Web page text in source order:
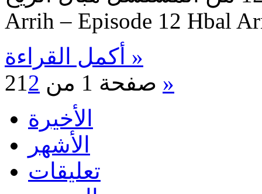
Arrih – Episode 12 Hbal
أكمل القراءة »
صفحة 1 من 2
12
»
الأخيرة
الأشهر
تعليقات